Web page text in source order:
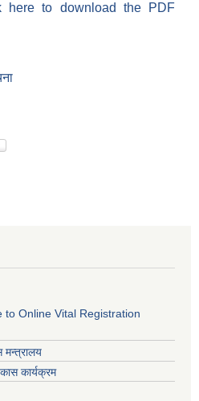
here to download the PDF
to Online Vital Registration
मन्त्रालय
कार्यक्रम